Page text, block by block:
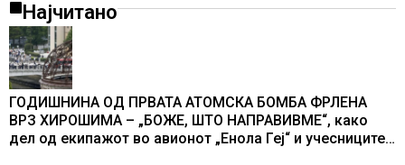
Најчитано
ГОДИШНИНА ОД ПРВАТА АТОМСКА БОМБА ФРЛЕНА
ВРЗ ХИРОШИМА – „БОЖЕ, ШТО НАПРАВИВМЕ“, како
дел од екипажот во авионот „Енола Геј“ и учесниците